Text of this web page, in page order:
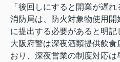
「後回しにすると開業が遅
消防局は、防火対象物使用
に提出する必要があると明記
大阪府警は深夜酒類提供飲
おり、深夜営業の制度対応